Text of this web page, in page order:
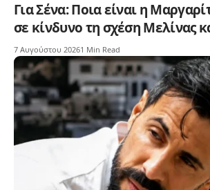
Για Σένα: Ποια είναι η
σε κίνδυνο τη σχέση Μελίνας
7 Αυγούστου 20261 Min Read